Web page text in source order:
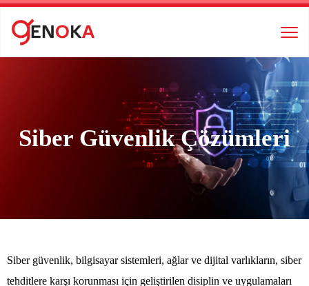
Siber Güvenlik Çözümleri
Siber güvenlik, bilgisayar sistemleri, ağlar ve dijital varlıkların, siber
tehditlere karşı korunması için geliştirilen disiplin ve uygulamaları